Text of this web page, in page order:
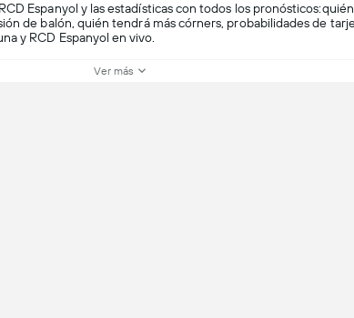
Espanyol y las estadísticas con todos los
de balón, quién tendrá más córners, probabilidades de
y RCD Espanyol en vivo.
Ver más